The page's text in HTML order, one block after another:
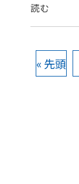
読む
« 先頭